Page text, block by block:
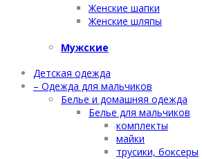
Женские шапки
Женские шляпы
Мужские
Детская одежда
– Одежда для мальчиков
Белье и домашняя одежда
Белье для мальчиков
комплекты
майки
трусики, боксеры